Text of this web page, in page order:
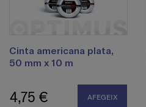
Cinta americana plata,
50 mm x 10 m
4,75 € AFEGEIX